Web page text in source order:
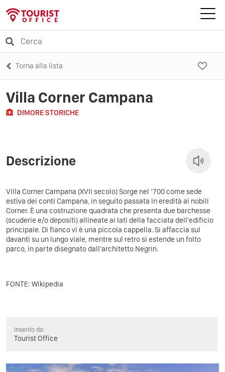
Torna alla lista
Villa Corner Campana
DIMORE STORICHE
Descrizione
Villa Corner Campana (XVII secolo) Sorge nel ‘700 come sede
estiva dei conti Campana, in seguito passata in eredità ai nobili
Corner. È una costruzione quadrata che presenta due barchesse
(scuderie e/o depositi) allineate ai lati della facciata dell'edificio
principale. Di fianco vi è una piccola cappella. Si affaccia sul
davanti su un lungo viale, mentre sul retro si estende un folto
parco, in parte disegnato dall'architetto Negrin.
FONTE: Wikipedia
Inserito da:
Tourist Office